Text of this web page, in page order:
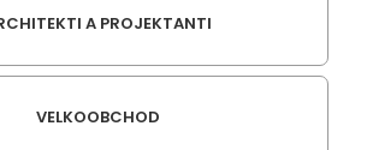
A PROJEKTANTI
VELKOOBCHOD